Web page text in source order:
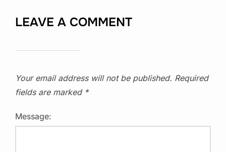
LEAVE A COMMENT
Your email address will not be published. Required
fields are marked *
Message: